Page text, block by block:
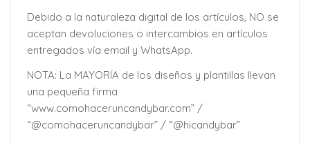
Debido a la naturaleza digital de los artículos, NO se
aceptan devoluciones o intercambios en artículos
entregados vía email y WhatsApp.
NOTA: La MAYORÍA de los diseños y plantillas llevan
una pequeña firma
“www.comohaceruncandybar.com” /
“@comohaceruncandybar” / “@hicandybar”